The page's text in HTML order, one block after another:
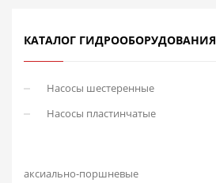
КАТАЛОГ ГИДРООБОРУДОВАНИЯ
Насосы шестеренные
Насосы пластинчатые
аксиально-поршневые